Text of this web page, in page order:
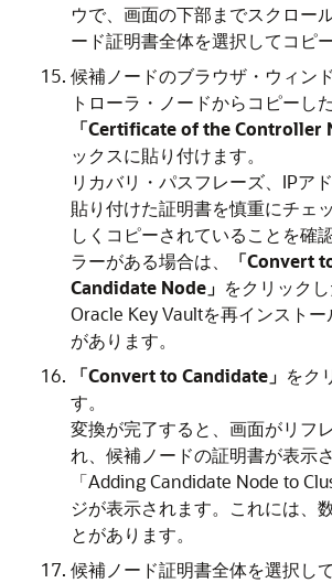
ウで、画面の下部までスクロー
ード証明書全体を選択してコピー
候補ノードのブラウザ・ウィン
トローラ・ノードからコピーし
「Certificate of the Controller
ックスに貼り付けます。
リカバリ・パスフレーズ、IPア
貼り付けた証明書を慎重にチェ
しくコピーされていることを確
ラーがある場合は、
「Convert
Candidate Node」 をクリックし
Oracle Key Vaultを再インスト
があります。
「Convert to Candidate」 をク
す。
変換が完了すると、画面がリフ
れ、候補ノードの証明書が表示さ
「Adding Candidate Node to
ジが表示されます。これには、
とがあります。
候補ノード証明書全体を選択し